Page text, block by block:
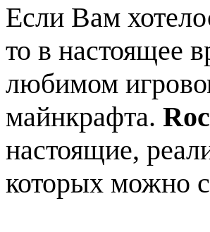
Если Вам
то в настоящее
любимом
майнкрафта.
настоящие,
которых можно